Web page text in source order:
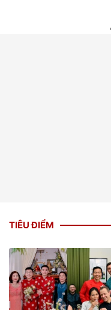
TIÊU ĐIỂM